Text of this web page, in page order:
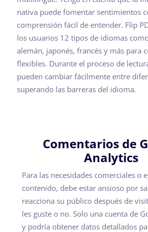
nativa puede fomentar sentimientos
comprensión fácil de entender. Flip
los usuarios 12 tipos de idiomas
alemán, japonés, francés y más para
flexibles. Durante el proceso de
pueden cambiar fácilmente entre
superando las barreras del idioma.
Comentarios de
Analytics
Para las necesidades comerciales o
contenido, debe estar ansioso por
reacciona su público después de
les guste o no. Solo una cuenta de
y podría obtener datos detallados